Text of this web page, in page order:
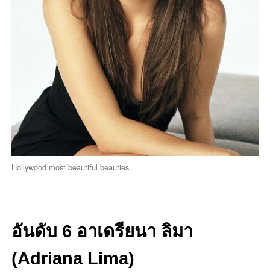
Hollywood most beautiful beauties
อันดับ 6 อาเดรียนา ลิมา
(Adriana Lima)